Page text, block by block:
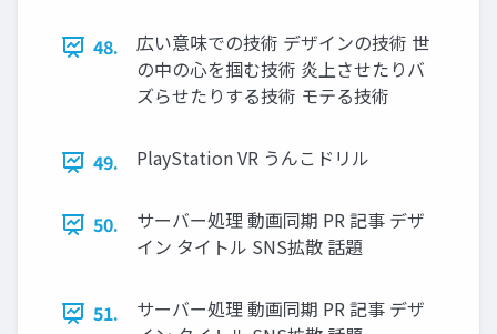
48.
広い意味での技術 デザインの技術 世
の中の⼼を掴む技術 炎上させたりバ
ズらせたりする技術 モテる技術
49. PlayStation VR うんこドリル
50.
サーバー処理 動画同期 PR 記事 デザ
イン タイトル SNS拡散 話題
51.
サーバー処理 動画同期 PR 記事 デザ